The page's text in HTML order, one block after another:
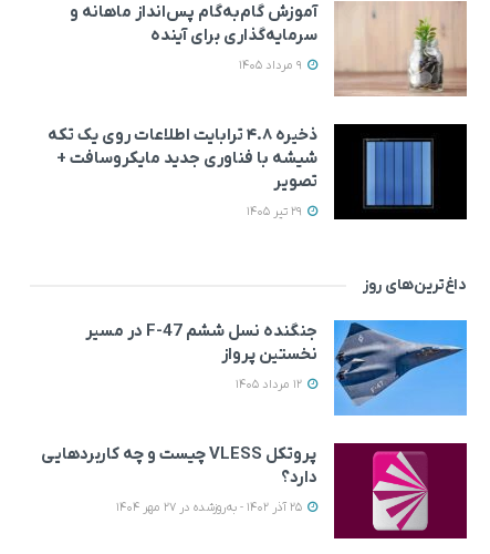
آموزش گام‌به‌گام پس‌انداز ماهانه و
سرمایه‌گذاری برای آینده
ذخیره ۴.۸ ترابایت اطلاعات روی یک تکه
شیشه با فناوری جدید مایکروسافت +
تصویر
داغ‌ترین‌های روز
جنگنده نسل ششم F-47 در مسیر
نخستین پرواز
پروتکل VLESS چیست و چه کاربردهایی
دارد؟